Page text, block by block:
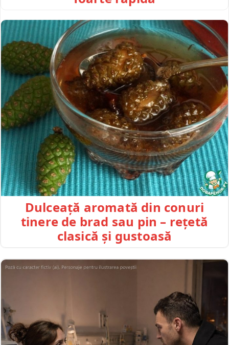
Dulceață aromată din conuri
tinere de brad sau pin – rețetă
clasică și gustoasă